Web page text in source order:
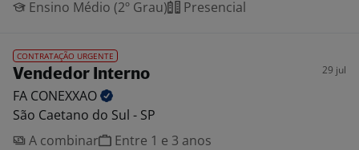
Ensino Médio (2º Grau)
Presencial
CONTRATAÇÃO URGENTE
Vendedor Interno 29 jul
FA CONEXXAO
São Caetano do Sul - SP
A combinar
Entre 1 e 3 anos